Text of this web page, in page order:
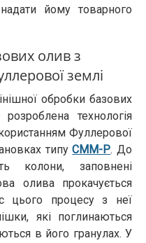
йому товарного
олив з
землі
обробки базових
технологія
Фуллерової
типуCMM-Р. До
колони, заповнені
олива прокачується
цього процесу з неї
які поглинаються
в його гранулах. У